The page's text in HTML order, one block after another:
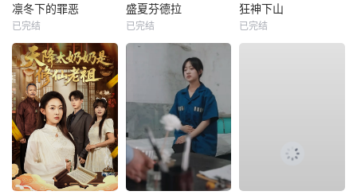
凛冬下的罪恶
已完结
盛夏芬德拉
已完结
狂神下山
已完结